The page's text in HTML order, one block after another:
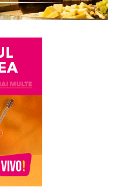
între colegi
unei persoane.
se dovedesc
reputației pot
sau chiar a
iar procesul de
aleg în mod
pentru a susține
nu stabilește